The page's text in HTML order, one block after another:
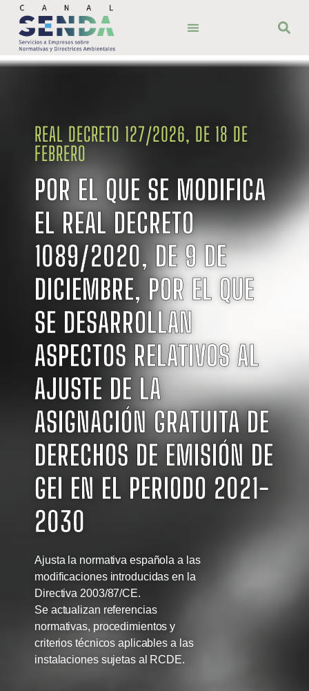
REAL DECRETO 127/2026, DE 18 DE
FEBRERO
POR EL QUE SE MODIFICA
EL REAL DECRETO
1089/2020, DE 9 DE
DICIEMBRE, POR EL QUE
SE DESARROLLAN
ASPECTOS RELATIVOS AL
AJUSTE DE LA
ASIGNACIÓN GRATUITA DE
DERECHOS DE EMISIÓN DE
GEI EN EL PERIODO 2021-
2030
Ajusta la normativa española a las
modificaciones introducidas en la
Directiva 2003/87/CE.
Se actualizan referencias
normativas, procedimientos y
criterios técnicos aplicables a las
instalaciones sujetas al RCDE.